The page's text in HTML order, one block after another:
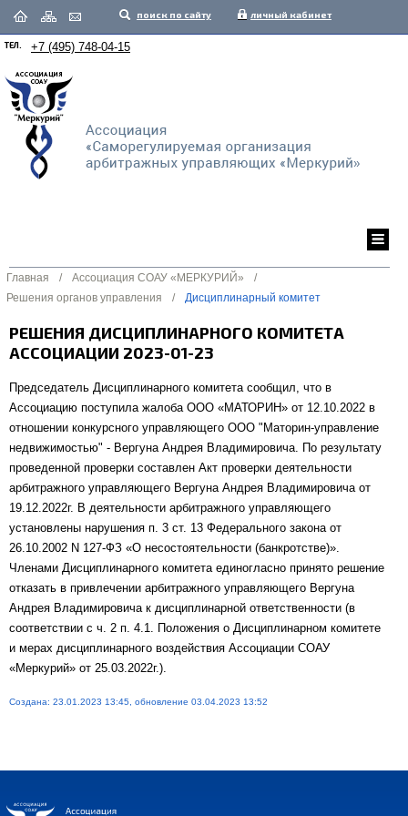
поиск по сайту личный кабинет
ТЕЛ. +7 (495) 748-04-15
Главная / Ассоциация СОАУ «МЕРКУРИЙ»
/
Решения органов управления
/ Дисциплинарный комитет
РЕШЕНИЯ ДИСЦИПЛИНАРНОГО КОМИТЕТА
АССОЦИАЦИИ 2023-01-23
Председатель Дисциплинарного комитета сообщил, что в
Ассоциацию поступила жалоба ООО «МАТОРИН» от 12.10.2022 в
отношении конкурсного управляющего ООО "Маторин-управление
недвижимостью" - Вергуна Андрея Владимировича. По результату
проведенной проверки составлен Акт проверки деятельности
арбитражного управляющего Вергуна Андрея Владимировича от
19.12.2022г. В деятельности арбитражного управляющего
установлены нарушения п. 3 ст. 13 Федерального закона от
26.10.2002 N 127-ФЗ «О несостоятельности (банкротстве)».
Членами Дисциплинарного комитета единогласно принято решение
отказать в привлечении арбитражного управляющего Вергуна
Андрея Владимировича к дисциплинарной ответственности (в
соответствии с ч. 2 п. 4.1. Положения о Дисциплинарном комитете
и мерах дисциплинарного воздействия Ассоциации СОАУ
«Меркурий» от 25.03.2022г.).
Создана: 23.01.2023 13:45, обновление 03.04.2023 13:52